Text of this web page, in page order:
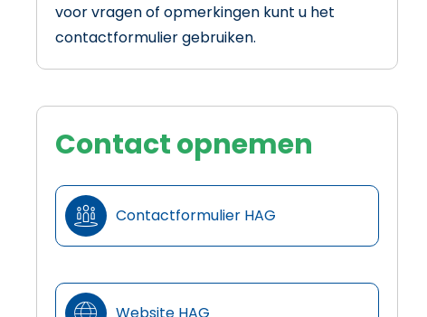
voor vragen of opmerkingen kunt u het
contactformulier gebruiken.
Contact opnemen
 Contactformulier HAG